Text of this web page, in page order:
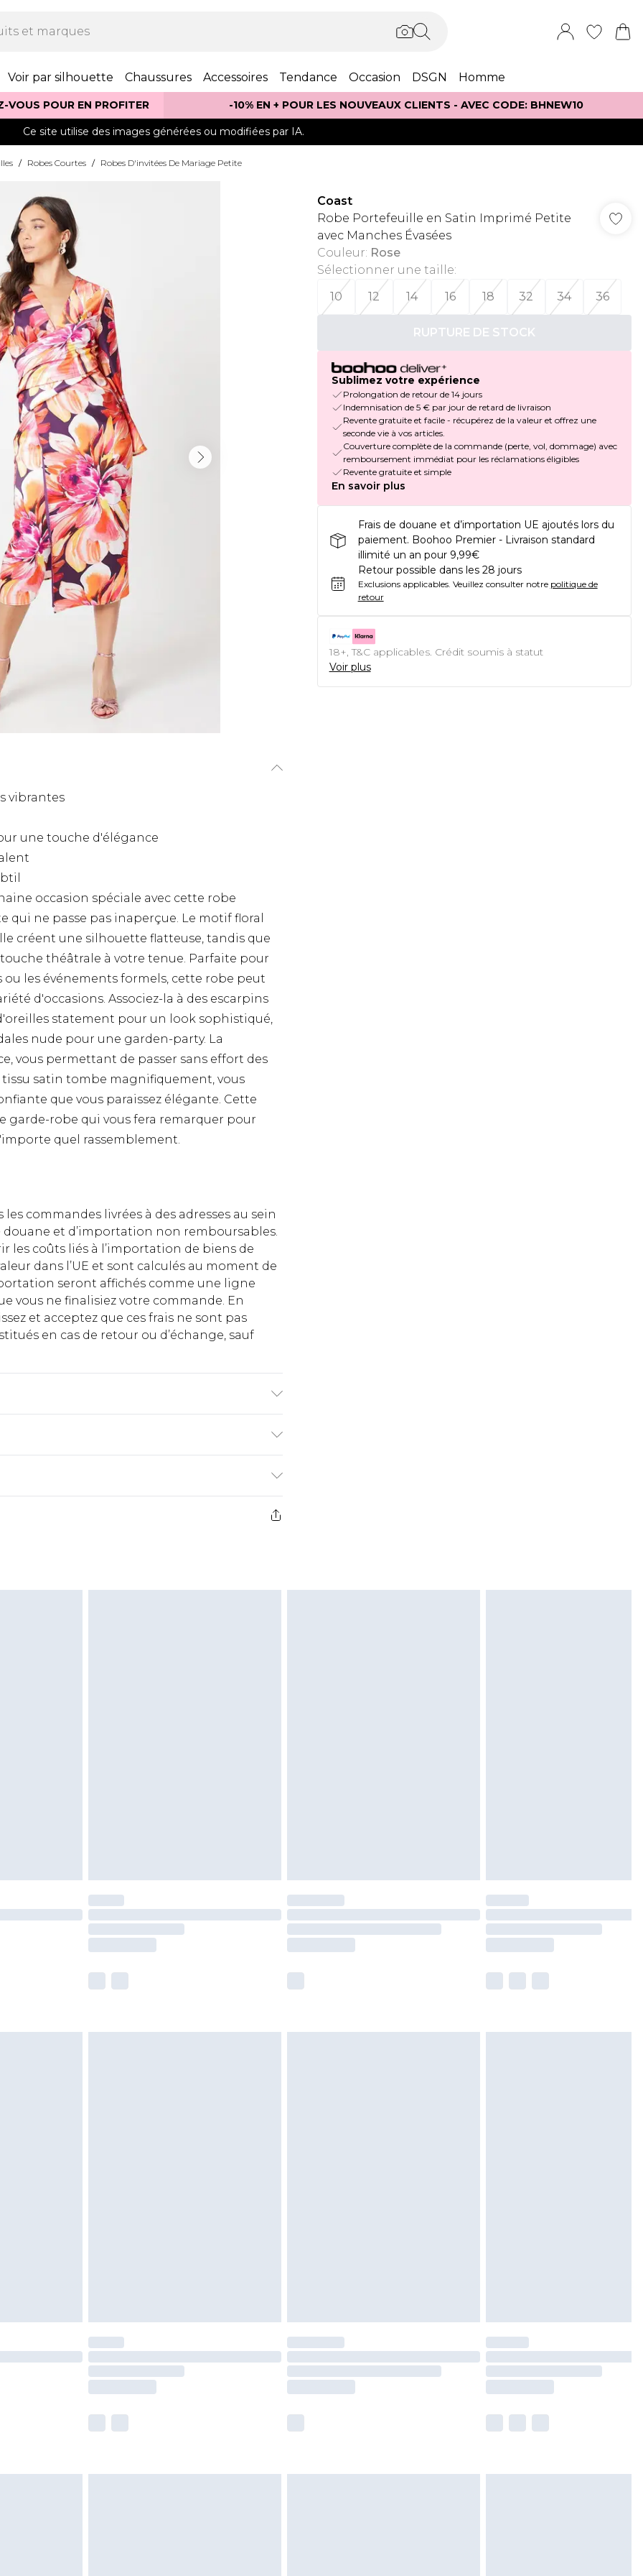
Voir par silhouette Chaussures Accessoires Tendance Occasion DSGN Homme
VOUS POUR EN PROFITER -10% EN + POUR LES NOUVEAUX CLIENTS - AVEC CODE: BHNEW10
Ce site utilise des images générées ou modifiées par IA.
/ Robes Courtes / Robes D'invitées De Mariage Petite
vibrantes
une touche d'élégance
occasion spéciale avec cette robe
ne passe pas inaperçue. Le motif floral
créent une silhouette flatteuse, tandis que
théâtrale à votre tenue. Parfaite pour
ou les événements formels, cette robe peut
d'occasions. Associez-la à des escarpins
statement pour un look sophistiqué,
nude pour une garden-party. La
vous permettant de passer sans effort des
tissu satin tombe magnifiquement, vous
que vous paraissez élégante. Cette
garde-robe qui vous fera remarquer pour
quel rassemblement.
commandes livrées à des adresses au sein
douane et d’importation non remboursables.
les coûts liés à l’importation de biens de
dans l’UE et sont calculés au moment de
seront affichés comme une ligne
vous ne finalisiez votre commande. En
et acceptez que ces frais ne sont pas
en cas de retour ou d’échange, sauf
€2.99
€9.99
Coast
Robe Portefeuille en Satin Imprimé Petite
avec Manches Évasées
Couleur: Rose
Sélectionner une taille:
10
12 14 16 18 32 34 36
RUPTURE DE STOCK
Sublimez votre expérience
Prolongation de retour de 14 jours
Indemnisation de 5 € par jour de retard de livraison
Revente gratuite et facile - récupérez de la valeur et offrez une
seconde vie à vos articles.
Couverture complète de la commande (perte, vol, dommage) avec
remboursement immédiat pour les réclamations éligibles
Revente gratuite et simple
En savoir plus
Frais de douane et d’importation UE ajoutés lors du
paiement. Boohoo Premier - Livraison standard
illimité un an pour 9,99€
Retour possible dans les 28 jours
Exclusions applicables. Veuillez consulter notre politique de
retour
18+, T&C applicables. Crédit soumis à statut
Voir plus